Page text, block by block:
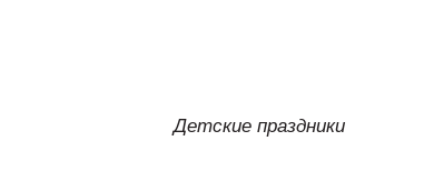
Детские праздники